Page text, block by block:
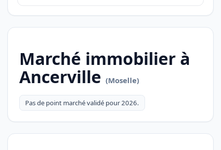
Marché immobilier à
Ancerville (Moselle)
Pas de point marché validé pour 2026.